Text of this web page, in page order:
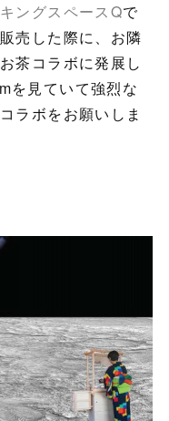
ングスペースQで
売した際に、お隣
茶コラボに発展し
を見ていて強烈な
ラボをお願いしま